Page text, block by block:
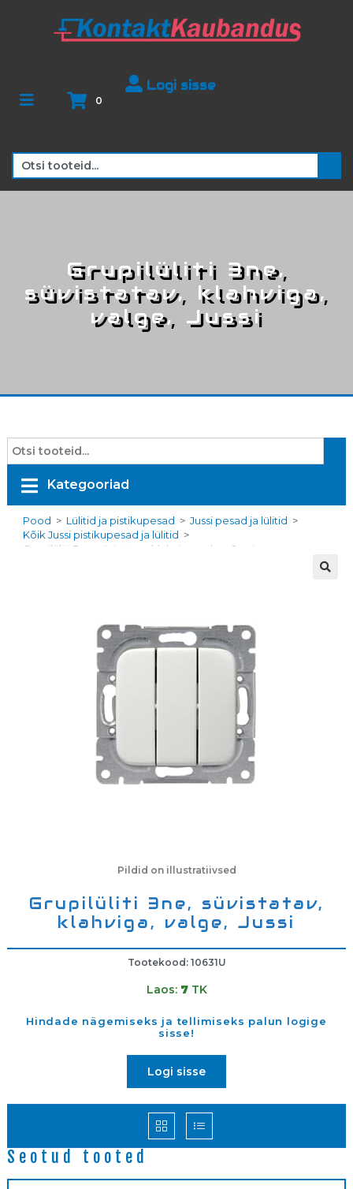
0
Logi sisse
Grupilüliti 3ne,
süvistatav, klahviga,
valge, Jussi
Kategooriad
Pood > Lülitid ja pistikupesad > Jussi pesad ja lülitid >
Kõik Jussi pistikupesad ja lülitid >
Grupilüliti 3ne, süvistatav, klahviga, valge, Jussi
Grupilüliti 3ne, süvistatav,
klahviga, valge, Jussi
Tootekood: 10631U
Laos: 7TK
Hindade nägemiseks ja tellimiseks palun logige
sisse!
Logi sisse
Pildid on illustratiivsed
Seotud tooted